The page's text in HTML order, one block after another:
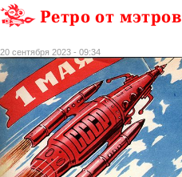
Ретро от мэтров
20 сентября 2023 - 09:34